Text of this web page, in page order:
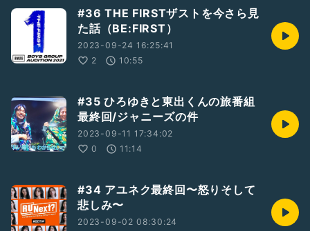
#36 THE FIRSTザストを今さら見
た話（BE:FIRST）
2023-09-24 16:25:41
2
10:55
#35 ひろゆきと東出くんの旅番組
最終回/ジャニーズの件
2023-09-11 17:34:02
0
11:14
#34 アユネク最終回〜怒りそして
悲しみ〜
2023-09-02 08:30:24